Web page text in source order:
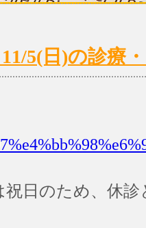
11/5(日)の診療
祝日のため、休